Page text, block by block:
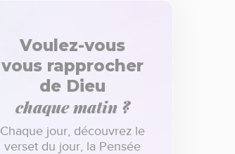
Voulez-vous
vous rapprocher
de Dieu
chaque matin ?
Chaque jour, découvrez le
verset du jour, la Pensée